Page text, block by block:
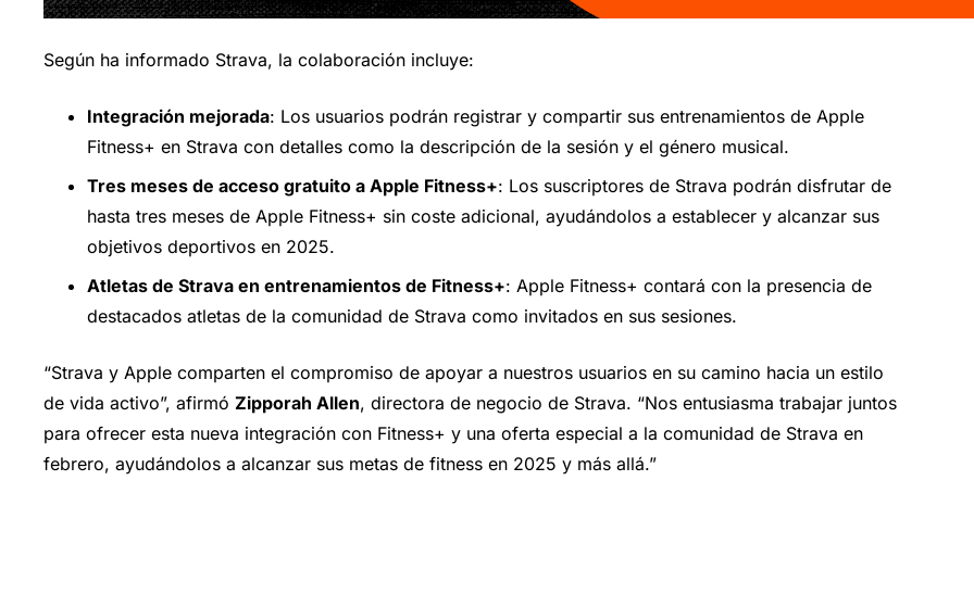
Según ha informado Strava, la colaboración incluye:
Integración mejorada: Los usuarios podrán registrar y compartir sus entrenamientos de Apple
Fitness+ en Strava con detalles como la descripción de la sesión y el género musical.
Tres meses de acceso gratuito a Apple Fitness+: Los suscriptores de Strava podrán disfrutar de
hasta tres meses de Apple Fitness+ sin coste adicional, ayudándolos a establecer y alcanzar sus
objetivos deportivos en 2025.
Atletas de Strava en entrenamientos de Fitness+: Apple Fitness+ contará con la presencia de
destacados atletas de la comunidad de Strava como invitados en sus sesiones.
“Strava y Apple comparten el compromiso de apoyar a nuestros usuarios en su camino hacia un estilo
de vida activo”, afirmó Zipporah Allen, directora de negocio de Strava. “Nos entusiasma trabajar juntos
para ofrecer esta nueva integración con Fitness+ y una oferta especial a la comunidad de Strava en
febrero, ayudándolos a alcanzar sus metas de fitness en 2025 y más allá.”